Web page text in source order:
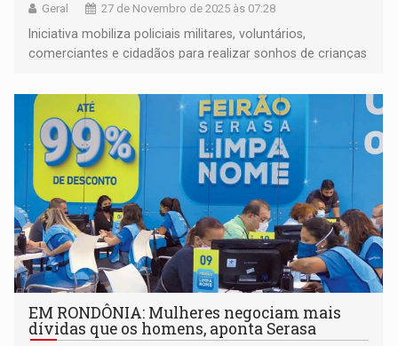
Geral 27 de Novembro de 2025 às 07:28
Iniciativa mobiliza policiais militares, voluntários,
comerciantes e cidadãos para realizar sonhos de crianças
EM RONDÔNIA: Mulheres negociam mais
dívidas que os homens, aponta Serasa